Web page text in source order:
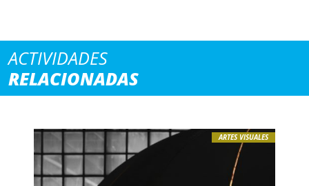
ACTIVIDADES
RELACIONADAS
ARTES VISUALES